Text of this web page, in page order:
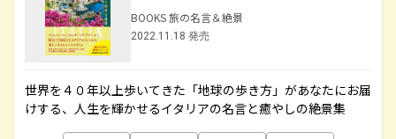
BOOKS 旅の名言＆絶景
2022.11.18 発売
世界を４０年以上歩いてきた「地球の歩き方」があなたにお届
けする、人生を輝かせるイタリアの名言と癒やしの絶景集